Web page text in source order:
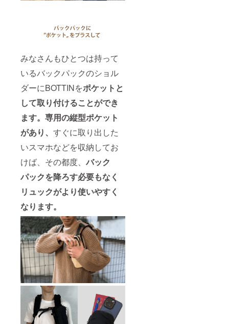
みなさんもひとつは持って
いるバックパックのショル
ダーにBOTTINをポケットと
して取り付けることができ
ます。 専用の縦型ポケット
があり、 すぐに取り出した
いスマホなどを収納してお
けば、その都度、 バック
パックを降ろす必要もなく
リュックがより使いやすく
なります。